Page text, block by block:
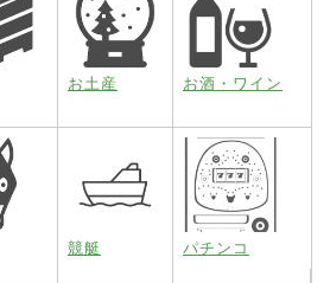
お土産 お酒・ワイン
競艇 パチンコ